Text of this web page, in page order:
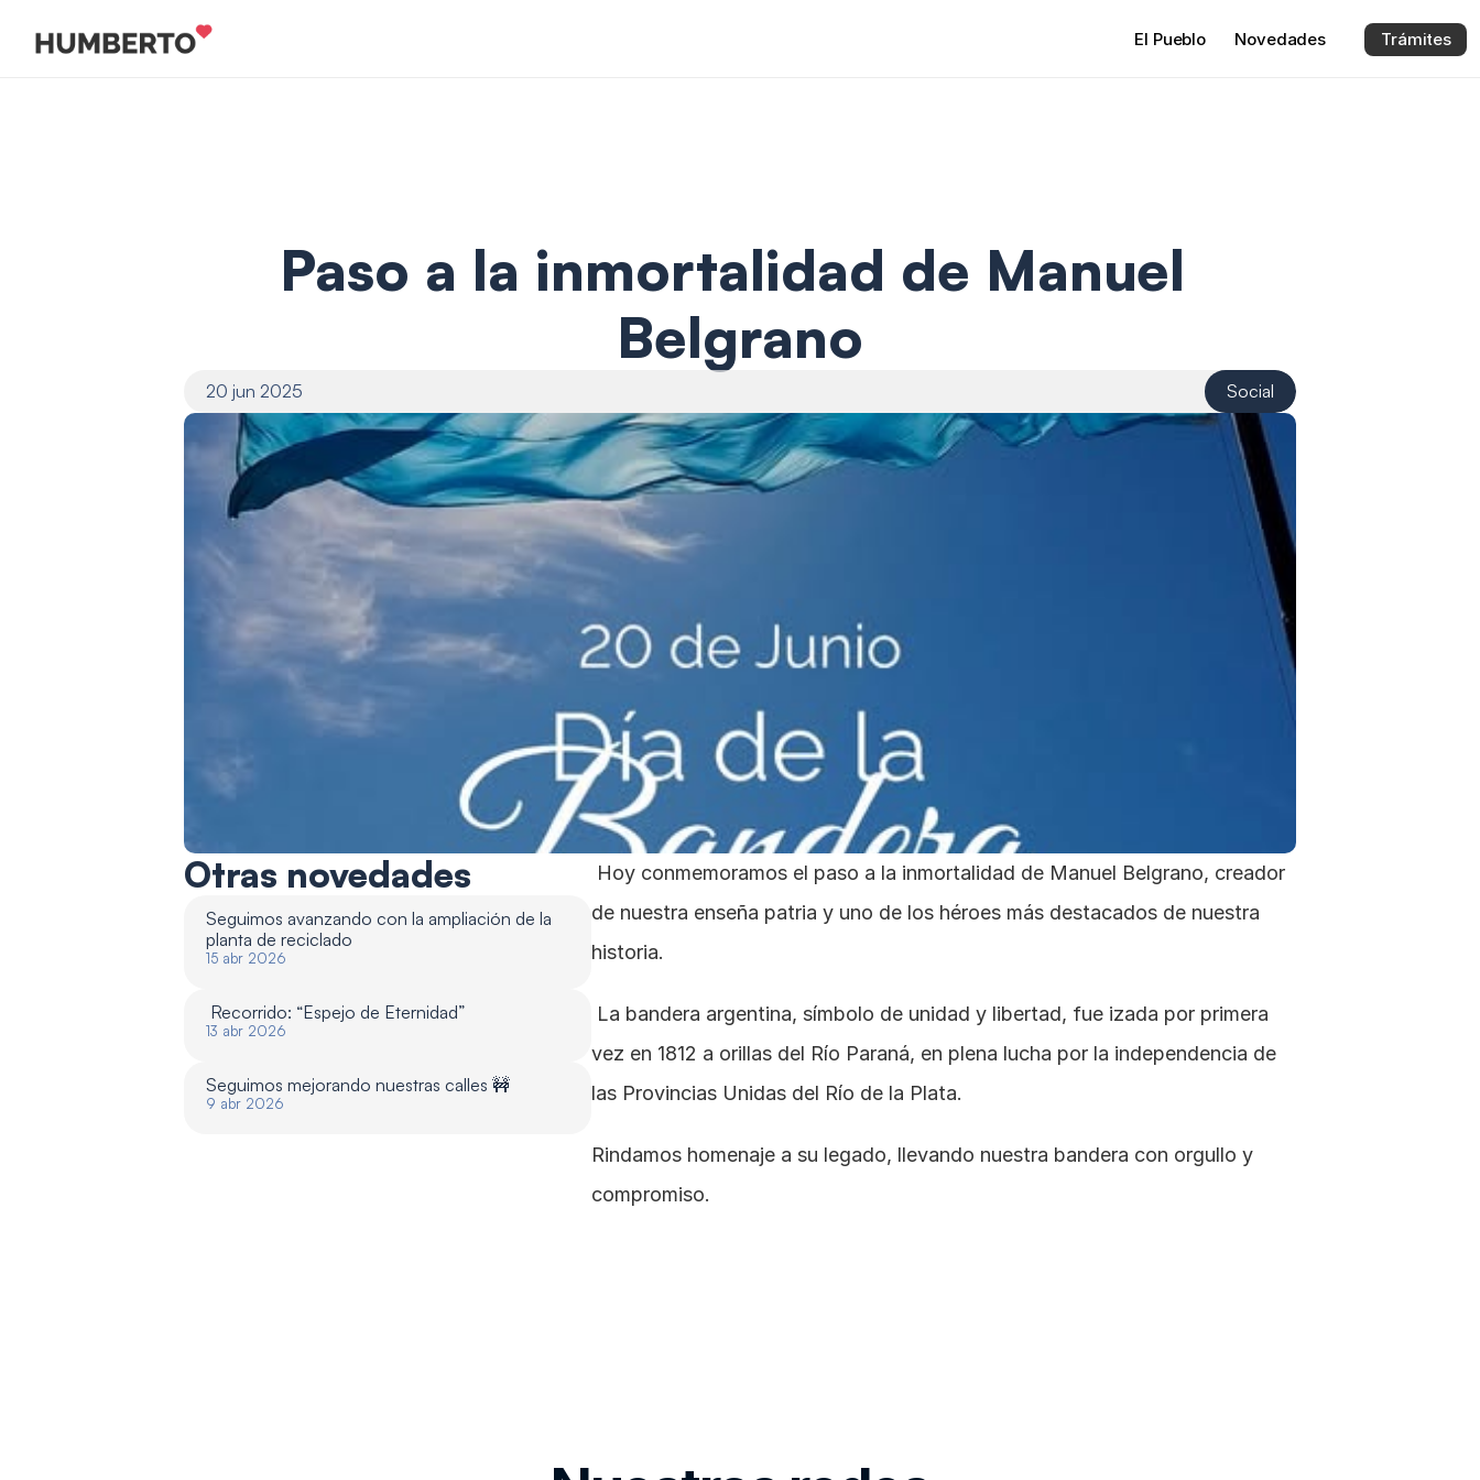
Paso a la inmortalidad de Manuel
Belgrano
20 jun 2025 Social
El Pueblo Novedades Trámites
Otras novedades
Seguimos avanzando con la ampliación de la
planta de reciclado
15 abr 2026
Recorrido: “Espejo de Eternidad”
13 abr 2026
Seguimos mejorando nuestras calles 🚧
9 abr 2026
de nuestra enseña patria y uno de los héroes más destacados de nuestra
historia.
vez en 1812 a orillas del Río Paraná, en plena lucha por la independencia de
las Provincias Unidas del Río de la Plata.
Rindamos homenaje a su legado, llevando nuestra bandera con orgullo y
compromiso.